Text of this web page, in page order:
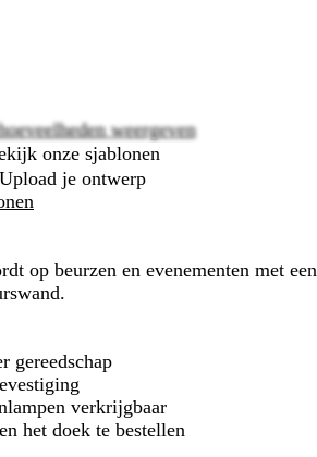
weergeven
onze sjablonen
Upload je ontwerp
op beurzen en evenementen met een
gereedschap
verkrijgbaar
het doek te bestellen